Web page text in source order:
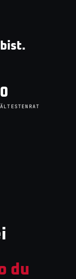
0
ÄLTESTENRAT
du